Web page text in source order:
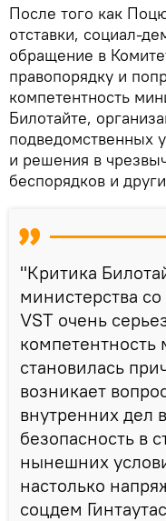
После того как
отставки, социал-
обращение в
правопорядку и
компетентность
Билотайте,
подведомственных
и решения в
беспорядков и
"Критика
министерства
VST очень
компетентность
становилась
возникает
внутренних дел
безопасность в
нынешних
настолько
соцдем